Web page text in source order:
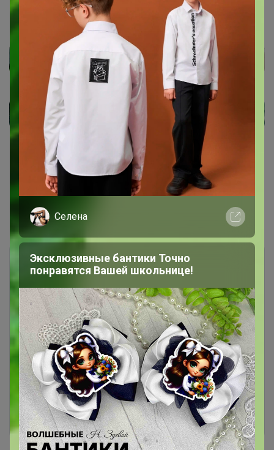
2
Показаны записи
Чтобы ответить или задать вопрос
необходимо авторизоваться на сайте
Это займет меньше минуты
Войти Зарегистрироваться
Селена
Эксклюзивные бантики Точно
понравятся Вашей школьнице!